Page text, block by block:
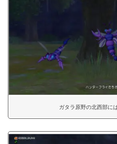
ガタラ原野の北西部に